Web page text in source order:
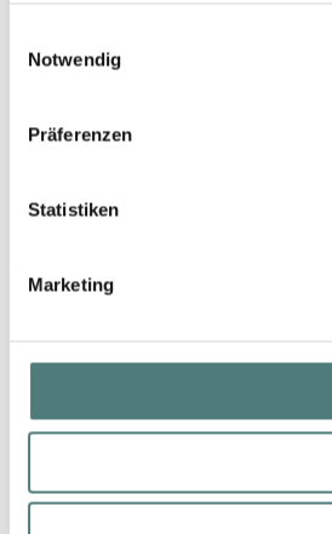
Notwendig
Präferenzen
Statistiken
Marketing
Body Care Avocado Körperbalsam